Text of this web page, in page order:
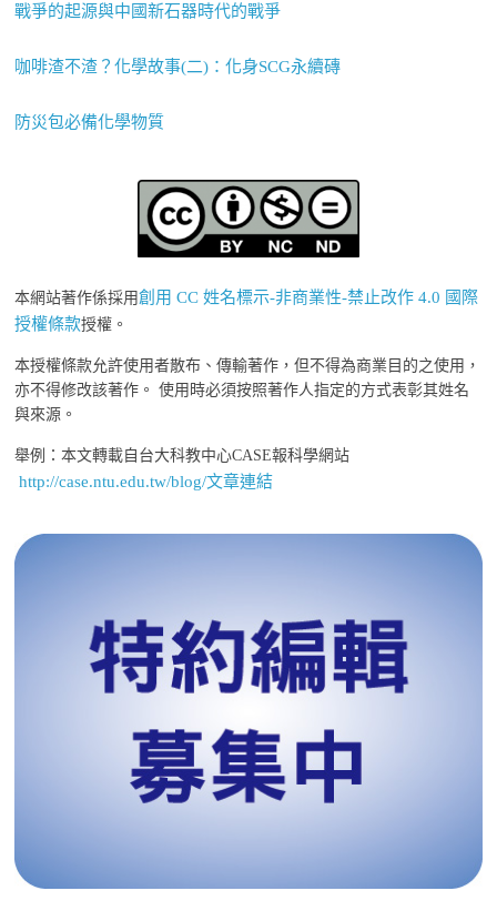
戰爭的起源與中國新石器時代的戰爭
咖啡渣不渣？化學故事(二)：化身SCG永續磚
防災包必備化學物質
本網站著作係採用創用 CC 姓名標示-非商業性-禁止改作 4.0 國際
授權條款授權。
本授權條款允許使用者散布、傳輸著作，但不得為商業目的之使用，
亦不得修改該著作。 使用時必須按照著作人指定的方式表彰其姓名
與來源。
舉例：本文轉載自台大科教中心CASE報科學網站
http://case.ntu.edu.tw/blog/文章連結